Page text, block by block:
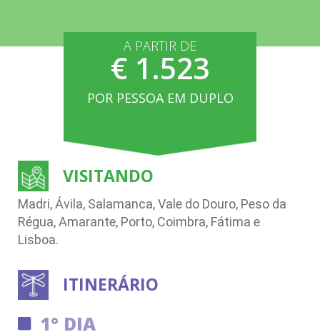
A PARTIR DE
€ 1.523
POR PESSOA EM DUPLO
VISITANDO
Madri, Ávila, Salamanca, Vale do Douro, Peso da
Régua, Amarante, Porto, Coimbra, Fátima e
Lisboa.
ITINERÁRIO
1° DIA